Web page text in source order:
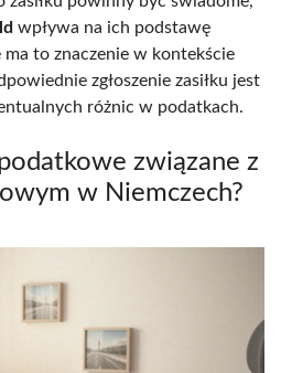
wpływa na ich podstawę
to znaczenie w kontekście
zgłoszenie zasiłku jest
różnic w podatkach.
związane z
w Niemczech?